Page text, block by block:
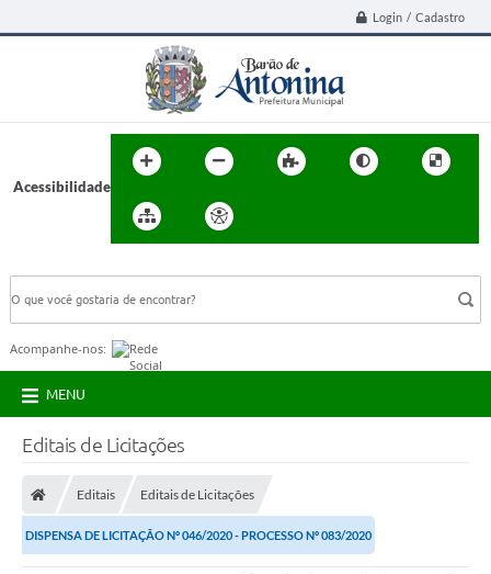
Login / Cadastro
Acessibilidade
Acompanhe-nos:
MENU
Editais de Licitações
Editais Editais de Licitações
DISPENSA DE LICITAÇÃO Nº 046/2020 - PROCESSO Nº 083/2020